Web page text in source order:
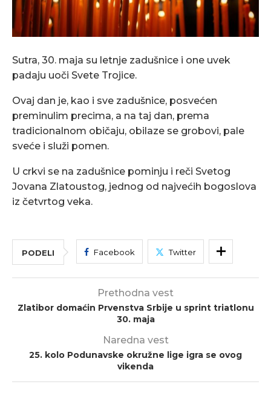
Sutra, 30. maja su letnje zadušnice i one uvek
padaju uoči Svete Trojice.
Ovaj dan je, kao i sve zadušnice, posvećen
preminulim precima, a na taj dan, prema
tradicionalnom običaju, obilaze se grobovi, pale
sveće i služi pomen.
U crkvi se na zadušnice pominju i reči Svetog
Jovana Zlatoustog, jednog od najvećih bogoslova
iz četvrtog veka.
PODELI Facebook Twitter
Prethodna vest
Zlatibor domaćin Prvenstva Srbije u sprint triatlonu
30. maja
Naredna vest
25. kolo Podunavske okružne lige igra se ovog
vikenda